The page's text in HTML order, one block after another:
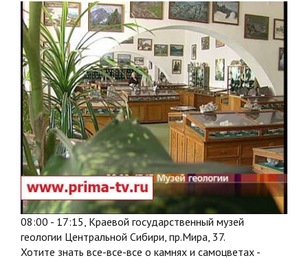
08:00 - 17:15, Краевой государственный музей
геологии Центральной Сибири, пр.Мира, 37.
Хотите знать все-все-все о камнях и самоцветах -